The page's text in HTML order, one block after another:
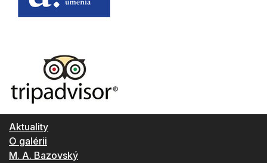
Aktuality
O galérii
M. A. Bazovský